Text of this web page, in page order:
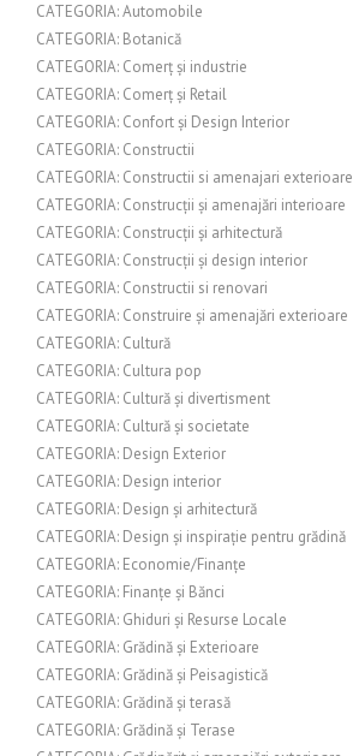
CATEGORIA: Automobile
CATEGORIA: Botanică
CATEGORIA: Comerț și industrie
CATEGORIA: Comerț și Retail
CATEGORIA: Confort și Design Interior
CATEGORIA: Constructii
CATEGORIA: Constructii si amenajari exterioare
CATEGORIA: Construcții și amenajări interioare
CATEGORIA: Construcții și arhitectură
CATEGORIA: Construcții și design interior
CATEGORIA: Constructii si renovari
CATEGORIA: Construire și amenajări exterioare
CATEGORIA: Cultură
CATEGORIA: Cultura pop
CATEGORIA: Cultură și divertisment
CATEGORIA: Cultură și societate
CATEGORIA: Design Exterior
CATEGORIA: Design interior
CATEGORIA: Design și arhitectură
CATEGORIA: Design și inspirație pentru grădină
CATEGORIA: Economie/Finanțe
CATEGORIA: Finanțe și Bănci
CATEGORIA: Ghiduri și Resurse Locale
CATEGORIA: Grădină și Exterioare
CATEGORIA: Grădină și Peisagistică
CATEGORIA: Grădină și terasă
CATEGORIA: Grădină și Terase